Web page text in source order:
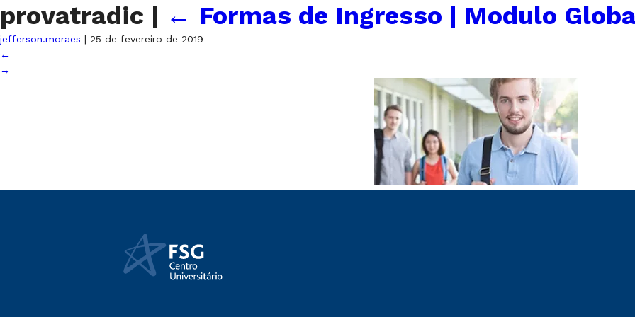
provatradic | ← Formas de Ingresso | Modulo
jefferson.moraes | 25 de fevereiro de 2019
←
→